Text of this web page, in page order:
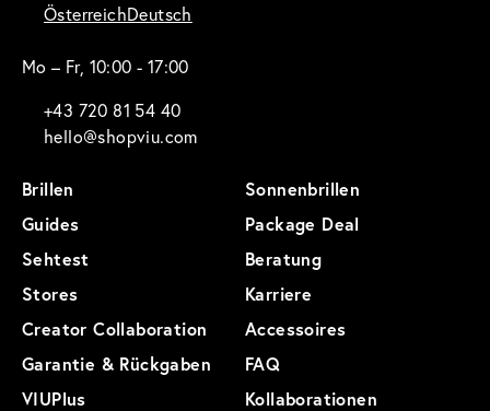
ÖsterreichDeutsch
Mo – Fr, 10:00 - 17:00
+43 720 81 54 40
hello@shopviu.com
Brillen
Sonnenbrillen
Guides
Package Deal
Sehtest
Beratung
Stores
Karriere
Creator Collaboration
Accessoires
Garantie & Rückgaben
FAQ
VIUPlus
Kollaborationen